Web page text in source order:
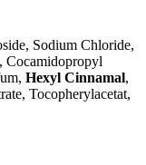
Sodium Chloride,
Cocamidopropyl
Hexyl Cinnamal,
Tocopherylacetat,